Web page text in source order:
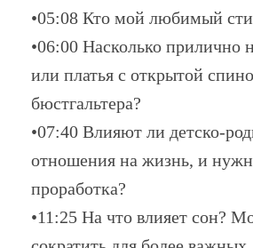
•05:08 Кто мой любимый
•06:00 Насколько прилично
или платья с открытой
бюстгальтера?
•07:40 Влияют ли детско-
отношения на жизнь, и
проработка?
•11:25 На что влияет сон?